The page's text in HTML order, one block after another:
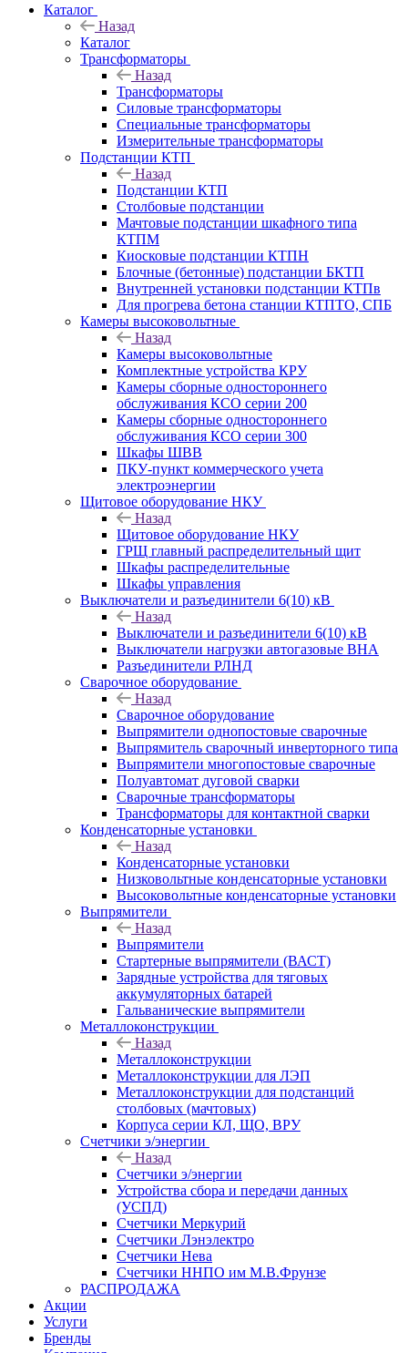
Каталог
Назад
Каталог
Трансформаторы
Назад
Трансформаторы
Силовые трансформаторы
Специальные трансформаторы
Измерительные трансформаторы
Подстанции КТП
Назад
Подстанции КТП
Столбовые подстанции
Мачтовые подстанции шкафного типа
КТПМ
Киосковые подстанции КТПН
Блочные (бетонные) подстанции БКТП
Внутренней установки подстанции КТПв
Для прогрева бетона станции КТПТО, СПБ
Камеры высоковольтные
Назад
Камеры высоковольтные
Комплектные устройства КРУ
Камеры сборные одностороннего
обслуживания КСО серии 200
Камеры сборные одностороннего
обслуживания КСО серии 300
Шкафы ШВВ
ПКУ-пункт коммерческого учета
электроэнергии
Щитовое оборудование НКУ
Назад
Щитовое оборудование НКУ
ГРЩ главный распределительный щит
Шкафы распределительные
Шкафы управления
Выключатели и разъединители 6(10) кВ
Назад
Выключатели и разъединители 6(10) кВ
Выключатели нагрузки автогазовые ВНА
Разъединители РЛНД
Сварочное оборудование
Назад
Сварочное оборудование
Выпрямители однопостовые сварочные
Выпрямитель сварочный инверторного типа
Выпрямители многопостовые сварочные
Полуавтомат дуговой сварки
Сварочные трансформаторы
Трансформаторы для контактной сварки
Конденсаторные установки
Назад
Конденсаторные установки
Низковольтные конденсаторные установки
Высоковольтные конденсаторные установки
Выпрямители
Назад
Выпрямители
Стартерные выпрямители (ВАСТ)
Зарядные устройства для тяговых
аккумуляторных батарей
Гальванические выпрямители
Металлоконструкции
Назад
Металлоконструкции
Металлоконструкции для ЛЭП
Металлоконструкции для подстанций
столбовых (мачтовых)
Корпуса серии КЛ, ЩО, ВРУ
Счетчики э/энергии
Назад
Счетчики э/энергии
Устройства сбора и передачи данных
(УСПД)
Счетчики Меркурий
Счетчики Лэнэлектро
Счетчики Нева
Счетчики ННПО им М.В.Фрунзе
РАСПРОДАЖА
Акции
Услуги
Бренды